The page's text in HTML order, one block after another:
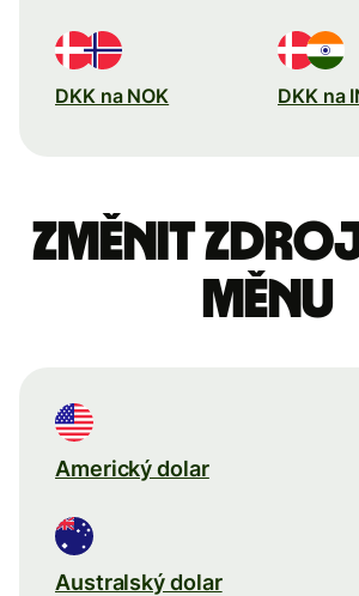
DKK na NOK DKK na
Změnit
měnu
Americký dolar
Australský dolar